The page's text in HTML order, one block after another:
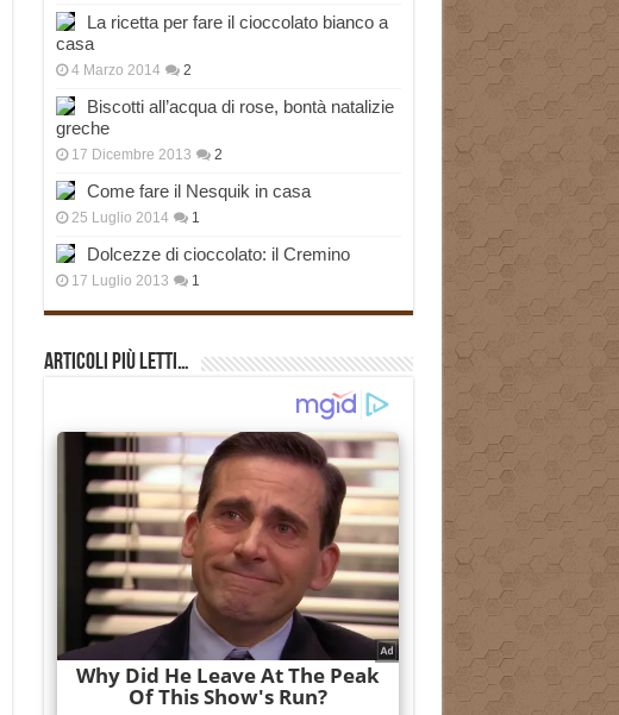
La ricetta per fare il cioccolato bianco a
casa
4 Marzo 2014 2
Biscotti all’acqua di rose, bontà natalizie
greche
17 Dicembre 2013 2
Come fare il Nesquik in casa
25 Luglio 2014 1
Dolcezze di cioccolato: il Cremino
17 Luglio 2013 1
Articoli più Letti…